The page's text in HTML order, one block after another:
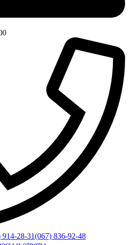
914-28-31(067) 836-92-48